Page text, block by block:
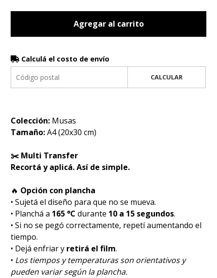
Agregar al carrito
Calculá el costo de envío
CALCULAR
Colección: Musas
Tamaño:A4 (20x30 cm)
✂️ Multi Transfer
Recortá y aplicá. Así de simple.
🔥 Opción con plancha
• Sujetá el diseño para que no se mueva.
• Planchá a 165 °C durante 10 a 15 segundos.
• Si no se pegó correctamente, repetí aumentando el
tiempo.
• Dejá enfriar y retirá el film.
• Los tiempos y temperaturas son orientativos y
pueden variar según la plancha.